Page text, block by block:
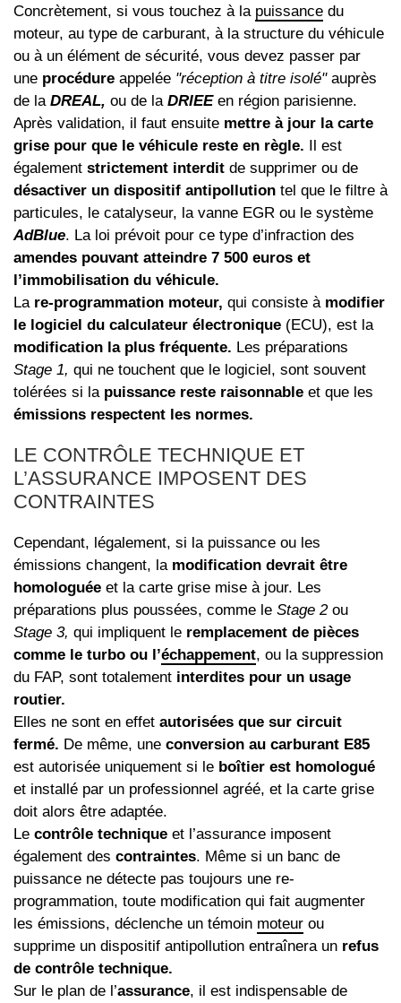
Concrètement, si vous touchez à la puissance du
moteur, au type de carburant, à la structure du véhicule
ou à un élément de sécurité, vous devez passer par
une procédure appelée "réception à titre isolé"auprès
de la DREAL, ou de la DRIEEen région parisienne.
Après validation, il faut ensuite mettre à jour la carte
grise pour que le véhicule reste en règle. Il est
également strictement interdit de supprimer ou de
désactiver un dispositif antipollution tel que le filtre à
particules, le catalyseur, la vanne EGR ou le système
AdBlue. La loi prévoit pour ce type d’infraction des
amendes pouvant atteindre 7 500 euros et
l’immobilisation du véhicule.
La re-programmation moteur, qui consiste à modifier
le logiciel du calculateur électronique (ECU), est la
modification la plus fréquente. Les préparations
Stage 1, qui ne touchent que le logiciel, sont souvent
tolérées si la puissance reste raisonnable et que les
émissions respectent les normes.
LE CONTRÔLE TECHNIQUE ET
L’ASSURANCE IMPOSENT DES
CONTRAINTES
Cependant, légalement, si la puissance ou les
émissions changent, la modification devrait être
homologuée et la carte grise mise à jour. Les
préparations plus poussées, comme le Stage 2ou
Stage 3, qui impliquent le remplacement de pièces
comme le turbo ou l’échappement, ou la suppression
du FAP, sont totalement interdites pour un usage
routier.
Elles ne sont en effet autorisées que sur circuit
fermé. De même, une conversion au carburant E85
est autorisée uniquement si le boîtier est homologué
et installé par un professionnel agréé, et la carte grise
doit alors être adaptée.
Le contrôle technique et l’assurance imposent
également des contraintes. Même si un banc de
puissance ne détecte pas toujours une re-
programmation, toute modification qui fait augmenter
les émissions, déclenche un témoin moteur ou
supprime un dispositif antipollution entraînera un refus
de contrôle technique.
Sur le plan de l’assurance, il est indispensable de